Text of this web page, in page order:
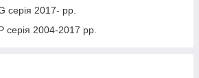
серія 2017- рр.
серія 2004-2017 рр.